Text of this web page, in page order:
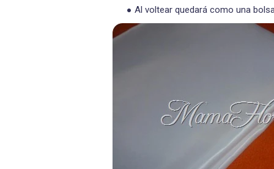
Al voltear quedará como una